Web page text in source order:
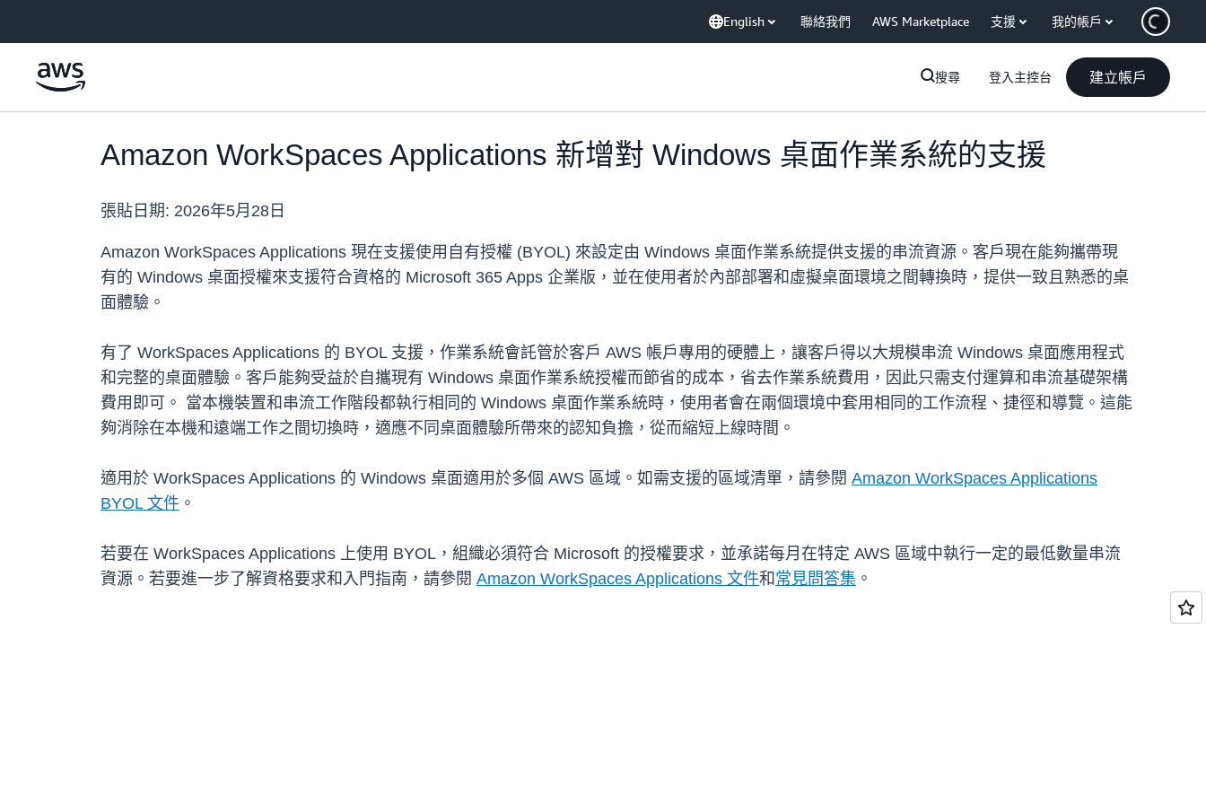
English 聯絡我們 AWS Marketplace 支援 我的帳戶
搜尋 登入主控台 建立帳戶
Amazon WorkSpaces Applications 新增對 Windows 桌面作業系統的支援
張貼日期: 2026年5月28日
Amazon WorkSpaces Applications 現在支援使用自有授權 (BYOL) 來設定由 Windows 桌面作業系統提供支援的串流資源。客戶現在能夠攜帶現
有的 Windows 桌面授權來支援符合資格的 Microsoft 365 Apps 企業版，並在使用者於內部部署和虛擬桌面環境之間轉換時，提供一致且熟悉的桌
面體驗。
有了 WorkSpaces Applications 的 BYOL 支援，作業系統會託管於客戶 AWS 帳戶專用的硬體上，讓客戶得以大規模串流 Windows 桌面應用程式
和完整的桌面體驗。客戶能夠受益於自攜現有 Windows 桌面作業系統授權而節省的成本，省去作業系統費用，因此只需支付運算和串流基礎架構
費用即可。 當本機裝置和串流工作階段都執行相同的 Windows 桌面作業系統時，使用者會在兩個環境中套用相同的工作流程、捷徑和導覽。這能
夠消除在本機和遠端工作之間切換時，適應不同桌面體驗所帶來的認知負擔，從而縮短上線時間。
適用於 WorkSpaces Applications 的 Windows 桌面適用於多個 AWS 區域。如需支援的區域清單，請參閱 Amazon WorkSpaces Applications
BYOL 文件 。
若要在 WorkSpaces Applications 上使用 BYOL，組織必須符合 Microsoft 的授權要求，並承諾每月在特定 AWS 區域中執行一定的最低數量串流
資源。若要進一步了解資格要求和入門指南，請參閱 Amazon WorkSpaces Applications 文件和 常見問答集 。